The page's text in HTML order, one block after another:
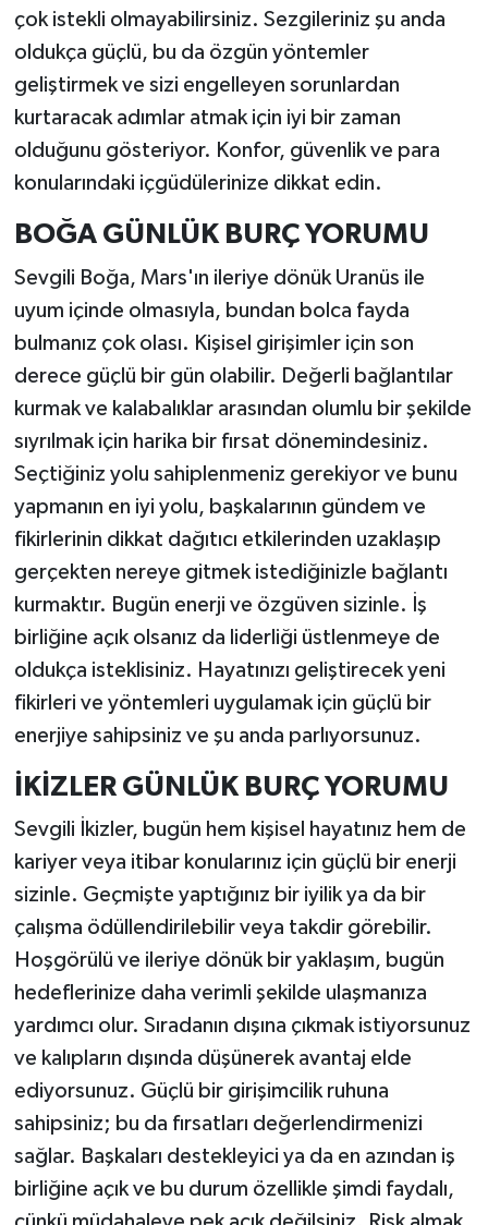
çok istekli olmayabilirsiniz. Sezgileriniz şu anda
oldukça güçlü, bu da özgün yöntemler
geliştirmek ve sizi engelleyen sorunlardan
kurtaracak adımlar atmak için iyi bir zaman
olduğunu gösteriyor. Konfor, güvenlik ve para
konularındaki içgüdülerinize dikkat edin.
BOĞA GÜNLÜK BURÇ YORUMU
Sevgili Boğa, Mars'ın ileriye dönük Uranüs ile
uyum içinde olmasıyla, bundan bolca fayda
bulmanız çok olası. Kişisel girişimler için son
derece güçlü bir gün olabilir. Değerli bağlantılar
kurmak ve kalabalıklar arasından olumlu bir şekilde
sıyrılmak için harika bir fırsat dönemindesiniz.
Seçtiğiniz yolu sahiplenmeniz gerekiyor ve bunu
yapmanın en iyi yolu, başkalarının gündem ve
fikirlerinin dikkat dağıtıcı etkilerinden uzaklaşıp
gerçekten nereye gitmek istediğinizle bağlantı
kurmaktır. Bugün enerji ve özgüven sizinle. İş
birliğine açık olsanız da liderliği üstlenmeye de
oldukça isteklisiniz. Hayatınızı geliştirecek yeni
fikirleri ve yöntemleri uygulamak için güçlü bir
enerjiye sahipsiniz ve şu anda parlıyorsunuz.
İKİZLER GÜNLÜK BURÇ YORUMU
Sevgili İkizler, bugün hem kişisel hayatınız hem de
kariyer veya itibar konularınız için güçlü bir enerji
sizinle. Geçmişte yaptığınız bir iyilik ya da bir
çalışma ödüllendirilebilir veya takdir görebilir.
Hoşgörülü ve ileriye dönük bir yaklaşım, bugün
hedeflerinize daha verimli şekilde ulaşmanıza
yardımcı olur. Sıradanın dışına çıkmak istiyorsunuz
ve kalıpların dışında düşünerek avantaj elde
ediyorsunuz. Güçlü bir girişimcilik ruhuna
sahipsiniz; bu da fırsatları değerlendirmenizi
sağlar. Başkaları destekleyici ya da en azından iş
birliğine açık ve bu durum özellikle şimdi faydalı,